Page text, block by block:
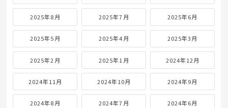
2025年8月 2025年7月 2025年6月
2025年5月 2025年4月 2025年3月
2025年2月 2025年1月 2024年12月
2024年11月 2024年10月 2024年9月
2024年8月 2024年7月 2024年6月